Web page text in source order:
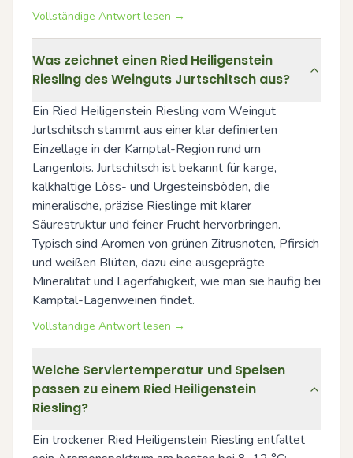
Vollständige Antwort lesen →
Was zeichnet einen Ried Heiligenstein
Riesling des Weinguts Jurtschitsch aus?
Ein Ried Heiligenstein Riesling vom Weingut
Jurtschitsch stammt aus einer klar definierten
Einzellage in der Kamptal-Region rund um
Langenlois. Jurtschitsch ist bekannt für karge,
kalkhaltige Löss- und Urgesteinsböden, die
mineralische, präzise Rieslinge mit klarer
Säurestruktur und feiner Frucht hervorbringen.
Typisch sind Aromen von grünen Zitrusnoten, Pfirsich
und weißen Blüten, dazu eine ausgeprägte
Mineralität und Lagerfähigkeit, wie man sie häufig bei
Kamptal-Lagenweinen findet.
Vollständige Antwort lesen →
Welche Serviertemperatur und Speisen
passen zu einem Ried Heiligenstein
Riesling?
Ein trockener Ried Heiligenstein Riesling entfaltet